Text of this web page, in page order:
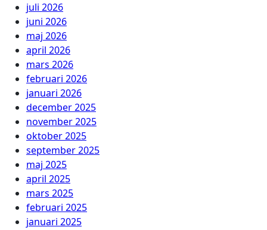
juli 2026
juni 2026
maj 2026
april 2026
mars 2026
februari 2026
januari 2026
december 2025
november 2025
oktober 2025
september 2025
maj 2025
april 2025
mars 2025
februari 2025
januari 2025